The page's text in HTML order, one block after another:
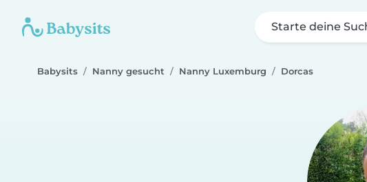
Starte deine
Babysits Nanny gesucht Nanny Luxemburg Dorcas